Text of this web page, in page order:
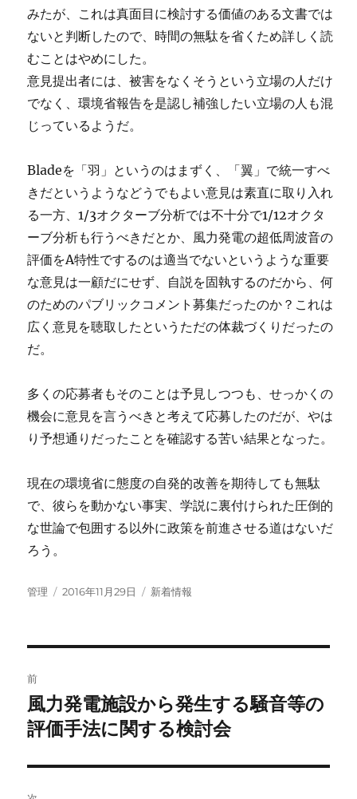
みたが、これは真面目に検討する価値のある文書では
ないと判断したので、時間の無駄を省くため詳しく読
むことはやめにした。
意見提出者には、被害をなくそうという立場の人だけ
でなく、環境省報告を是認し補強したい立場の人も混
じっているようだ。
Bladeを「羽」というのはまずく、「翼」で統一すべ
きだというようなどうでもよい意見は素直に取り入れ
る一方、1/3オクターブ分析では不十分で1/12オクタ
ーブ分析も行うべきだとか、風力発電の超低周波音の
評価をA特性でするのは適当でないというような重要
な意見は一顧だにせず、自説を固執するのだから、何
のためのパブリックコメント募集だったのか？これは
広く意見を聴取したというただの体裁づくりだったの
だ。
多くの応募者もそのことは予見しつつも、せっかくの
機会に意見を言うべきと考えて応募したのだが、やは
り予想通りだったことを確認する苦い結果となった。
現在の環境省に態度の自発的改善を期待しても無駄
で、彼らを動かない事実、学説に裏付けられた圧倒的
な世論で包囲する以外に政策を前進させる道はないだ
ろう。
投
管理
投
2016年11月29日
カ
新着情報
稿
ナ
ビ
前
前
の
稿:
風力発電施設から発生する騒音等の
評価手法に関する検討会